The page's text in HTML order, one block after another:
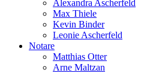
Alexandra Ascherfeld
Max Thiele
Kevin Binder
Leonie Ascherfeld
Notare
Matthias Otter
Arne Maltzan